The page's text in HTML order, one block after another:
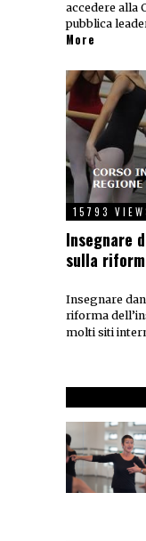
accedere alla
pubblica
More
15793
Insegnare
sulla
Insegnare
riforma
molti siti